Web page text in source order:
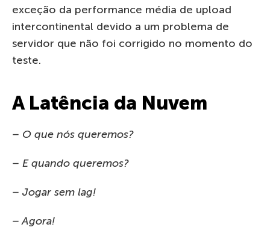
exceção da performance média de upload
intercontinental devido a um problema de
servidor que não foi corrigido no momento do
teste.
A Latência da Nuvem
– O que nós queremos?
– E quando queremos?
– Jogar sem lag!
– Agora!